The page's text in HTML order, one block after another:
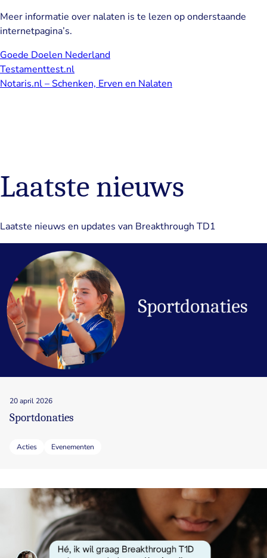
Meer informatie over nalaten is te lezen op onderstaande
internetpagina’s.
Goede Doelen Nederland
Testamenttest.nl
Notaris.nl – Schenken, Erven en Nalaten
Laatste nieuws
Laatste nieuws en updates van Breakthrough TD1
20 april 2026
Sportdonaties
Acties Evenementen